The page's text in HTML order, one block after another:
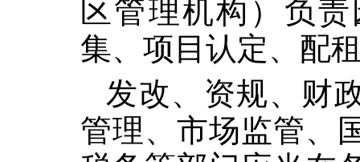
区管理机构）负
集、项目认定、配
发改、资规、财
管理、市场监管、